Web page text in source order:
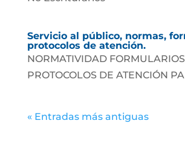
Servicio al público, normas,
protocolos de atención.
NORMATIVIDAD FORMULARIOS
PROTOCOLOS DE ATENCIÓN
« Entradas más antiguas